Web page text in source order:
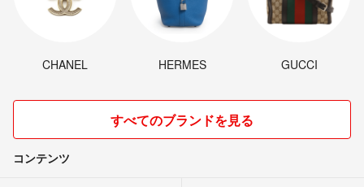
CHANEL HERMES GUCCI
すべてのブランドを見る
コンテンツ